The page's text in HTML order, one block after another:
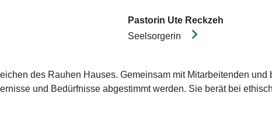
Pastorin Ute Reckzeh
Seelsorgerin
22111
Hamburg
040 / 65591 404
des Rauhen Hauses. Gemeinsam mit Mitarbeitenden
und Bedürfnisse abgestimmt werden. Sie berät bei